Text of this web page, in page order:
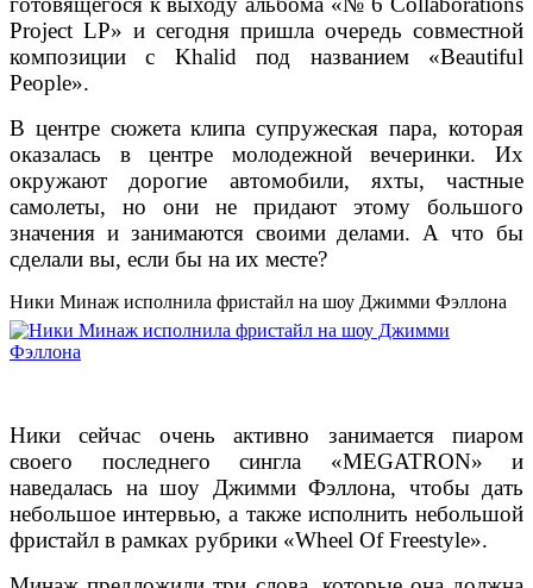
Project LP» и сегодня пришла очередь совместной
композиции с Khalid под названием «Beautiful
People».
В центре сюжета клипа супружеская пара, которая
оказалась в центре молодежной вечеринки. Их
окружают дорогие автомобили, яхты, частные
самолеты, но они не придают этому большого
значения и занимаются своими делами. А что бы
сделали вы, если бы на их месте?
Ники Минаж исполнила фристайл на шоу Джимми Фэллона
Ники сейчас очень активно занимается пиаром
своего последнего сингла «MEGATRON» и
наведалась на шоу Джимми Фэллона, чтобы дать
небольшое интервью, а также исполнить небольшой
фристайл в рамках рубрики «Wheel Of Freestyle».